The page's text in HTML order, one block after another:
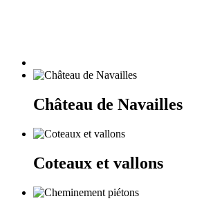
Château de Navailles
Coteaux et vallons